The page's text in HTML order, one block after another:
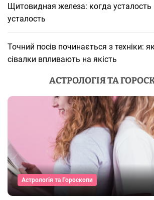
Щитовидная железа: когда усталость
усталость
Точний посів починається з техніки:
сівалки впливають на якість
АСТРОЛОГІЯ ТА
Астрологія та Гороскопи